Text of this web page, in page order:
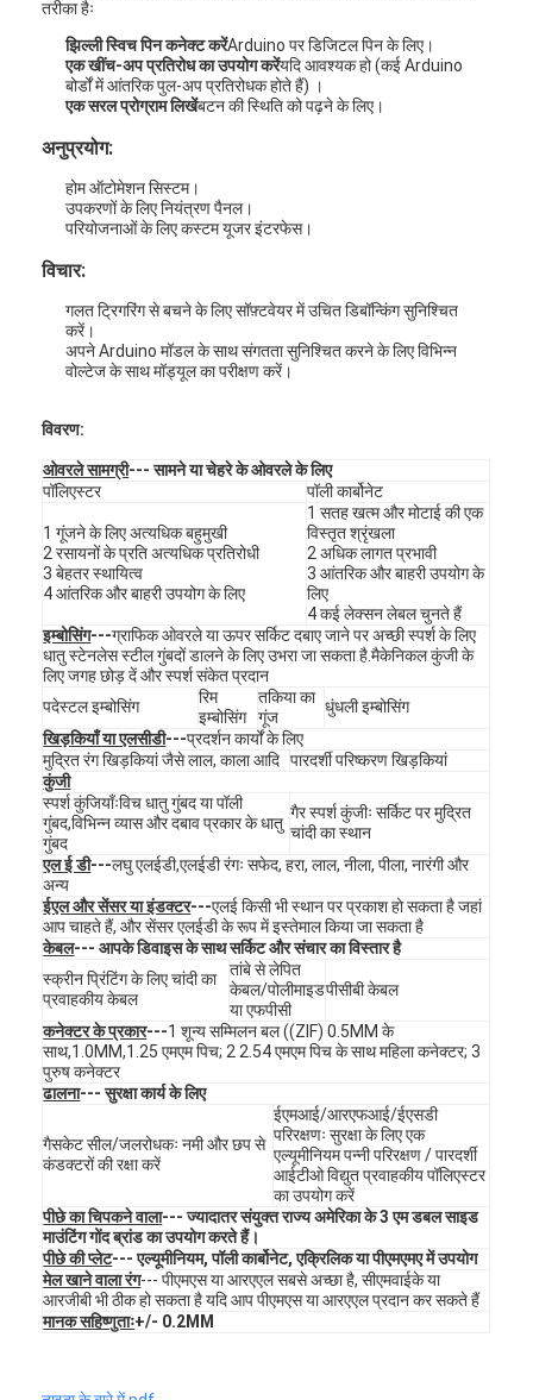
घर
उत्पाद
विडियो
हमारे बारे में
कारखाने का दौरा
गुणवत्ता नियंत्रण
हमसे संपर्क करें
समाचार
उद्धरण मांगें
एलईडी झिल्ली स्विच
तरीका हैः
झिल्ली स्विच पिन कनेक्ट करेंArduino पर डिजिटल पिन के लिए।
एक खींच-अप प्रतिरोध का उपयोग करेंयदि आवश्यक हो (कई Arduino
बोर्डों में आंतरिक पुल-अप प्रतिरोधक होते हैं) ।
एक सरल प्रोग्राम लिखेंबटन की स्थिति को पढ़ने के लिए।
अनुप्रयोग:
होम ऑटोमेशन सिस्टम।
उपकरणों के लिए नियंत्रण पैनल।
परियोजनाओं के लिए कस्टम यूजर इंटरफेस।
विचार:
गलत ट्रिगरिंग से बचने के लिए सॉफ़्टवेयर में उचित डिबॉन्किंग सुनिश्चित
करें।
अपने Arduino मॉडल के साथ संगतता सुनिश्चित करने के लिए विभिन्न
वोल्टेज के साथ मॉड्यूल का परीक्षण करें।
विवरण:
ओवरले सामग्री--- सामने या चेहरे के ओवरले के लिए
पॉलिएस्टर
पॉली कार्बोनेट
1 गूंजने के लिए अत्यधिक बहुमुखी
2 रसायनों के प्रति अत्यधिक प्रतिरोधी
3 बेहतर स्थायित्व
4 आंतरिक और बाहरी उपयोग के लिए
1 सतह खत्म और मोटाई की एक
विस्तृत श्रृंखला
2 अधिक लागत प्रभावी
3 आंतरिक और बाहरी उपयोग के
लिए
4 कई लेक्सन लेबल चुनते हैं
इम्बोसिंग---ग्राफिक ओवरले या ऊपर सर्किट दबाए जाने पर अच्छी स्पर्श के लिए
धातु स्टेनलेस स्टील गुंबदों डालने के लिए उभरा जा सकता है.मैकेनिकल कुंजी के
लिए जगह छोड़ दें और स्पर्श संकेत प्रदान
पदेस्टल इम्बोसिंग
रिम
इम्बोसिंग
तकिया का
गूंज
धुंधली इम्बोसिंग
खिड़कियाँ या एलसीडी---प्रदर्शन कार्यों के लिए
मुद्रित रंग खिड़कियां जैसे लाल, काला आदि पारदर्शी परिष्करण खिड़कियां
कुंजी
स्पर्श कुंजियाँःविच धातु गुंबद या पॉली
गुंबद,विभिन्न व्यास और दबाव प्रकार के धातु
गुंबद
गैर स्पर्श कुंजीः सर्किट पर मुद्रित
चांदी का स्थान
एल ई डी---लघु एलईडी,एलईडी रंगः सफेद, हरा, लाल, नीला, पीला, नारंगी और
अन्य
ईएल और सेंसर या इंडक्टर---एलई किसी भी स्थान पर प्रकाश हो सकता है जहां
आप चाहते हैं, और सेंसर एलईडी के रूप में इस्तेमाल किया जा सकता है
केबल--- आपके डिवाइस के साथ सर्किट और संचार का विस्तार है
स्क्रीन प्रिंटिंग के लिए चांदी का
प्रवाहकीय केबल
तांबे से लेपित
केबल/पोलीमाइड
या एफपीसी
पीसीबी केबल
कनेक्टर के प्रकार---1 शून्य सम्मिलन बल ((ZIF) 0.5MM के
साथ,1.0MM,1.25 एमएम पिच; 2 2.54 एमएम पिच के साथ महिला कनेक्टर; 3
पुरुष कनेक्टर
ढालना--- सुरक्षा कार्य के लिए
गैसकेट सील/जलरोधकः नमी और छप से
कंडक्टरों की रक्षा करें
ईएमआई/आरएफआई/ईएसडी
परिरक्षणः सुरक्षा के लिए एक
एल्यूमीनियम पन्नी परिरक्षण / पारदर्शी
आईटीओ विद्युत प्रवाहकीय पॉलिएस्टर
का उपयोग करें
पीछे का चिपकने वाला--- ज्यादातर संयुक्त राज्य अमेरिका के 3 एम डबल साइड
माउंटिंग गोंद ब्रांड का उपयोग करते हैं।
पीछे की प्लेट--- एल्यूमीनियम, पॉली कार्बोनेट, एक्रिलिक या पीएमएमए में उपयोग
मेल खाने वाला रंग--- पीएमएस या आरएएल सबसे अच्छा है, सीएमवाईके या
आरजीबी भी ठीक हो सकता है यदि आप पीएमएस या आरएएल प्रदान कर सकते हैं
मानक सहिष्णुताः+/- 0.2MM